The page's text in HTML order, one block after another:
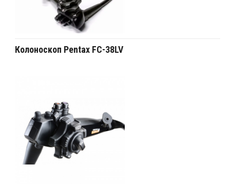
Колоноскоп Pentax FC-38LV